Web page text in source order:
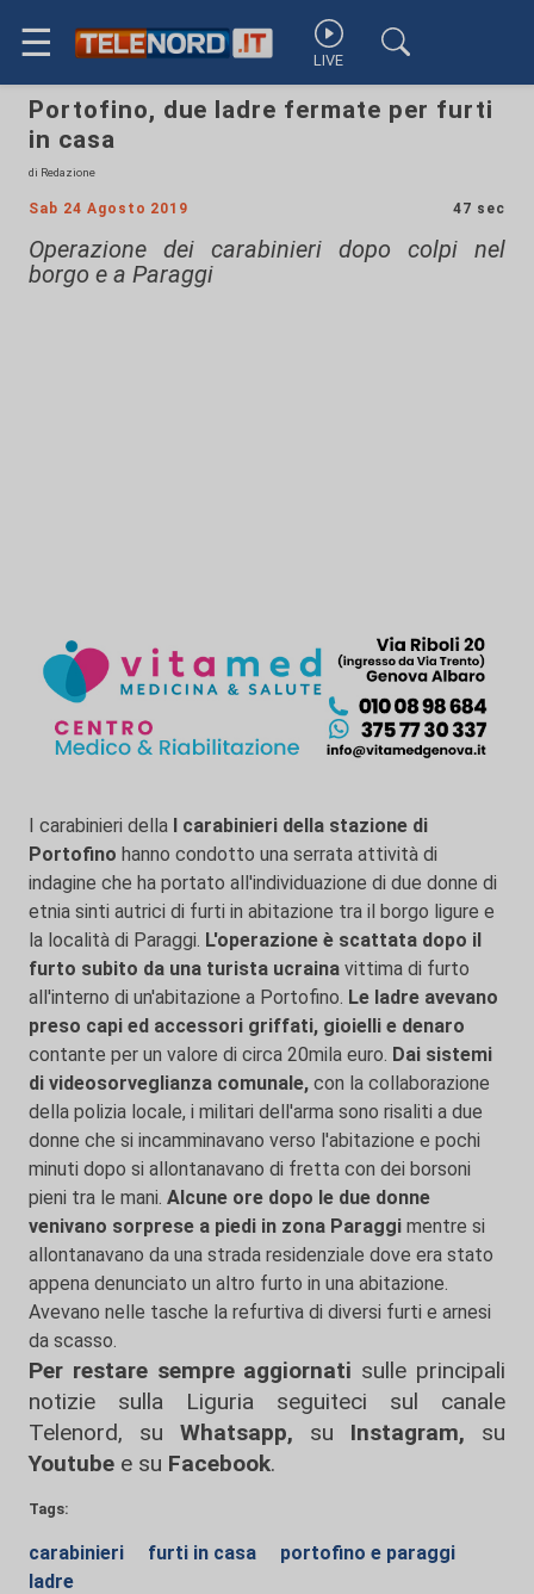
☰ LIVE
Portofino, due ladre fermate per furti
in casa
di Redazione
Sab 24 Agosto 2019 47 sec
Operazione dei carabinieri dopo colpi nel
borgo e a Paraggi
I carabinieri della I carabinieri della stazione di
Portofino hanno condotto una serrata attività di
indagine che ha portato all'individuazione di due donne di
etnia sinti autrici di furti in abitazione tra il borgo ligure e
la località di Paraggi. L'operazione è scattata dopo il
furto subito da una turista ucraina vittima di furto
all'interno di un'abitazione a Portofino. Le ladre avevano
preso capi ed accessori griffati, gioielli e denaro
contante per un valore di circa 20mila euro. Dai sistemi
di videosorveglianza comunale, con la collaborazione
della polizia locale, i militari dell'arma sono risaliti a due
donne che si incamminavano verso l'abitazione e pochi
minuti dopo si allontanavano di fretta con dei borsoni
pieni tra le mani. Alcune ore dopo le due donne
venivano sorprese a piedi in zona Paraggi mentre si
allontanavano da una strada residenziale dove era stato
appena denunciato un altro furto in una abitazione.
Avevano nelle tasche la refurtiva di diversi furti e arnesi
da scasso.
Per restare sempre aggiornati sulle principali
notizie sulla Liguria seguiteci sul canale
Telenord, su
Whatsapp, su Instagram, su
Youtube e su Facebook.
Tags:
carabinieri furti in casa
portofino e paraggi
ladre